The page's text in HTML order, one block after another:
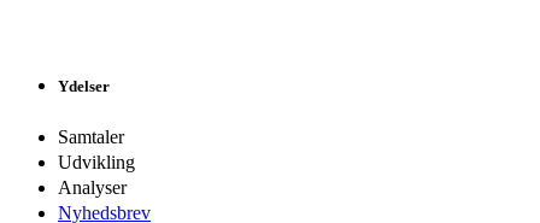
Ydelser
Samtaler
Udvikling
Analyser
Nyhedsbrev